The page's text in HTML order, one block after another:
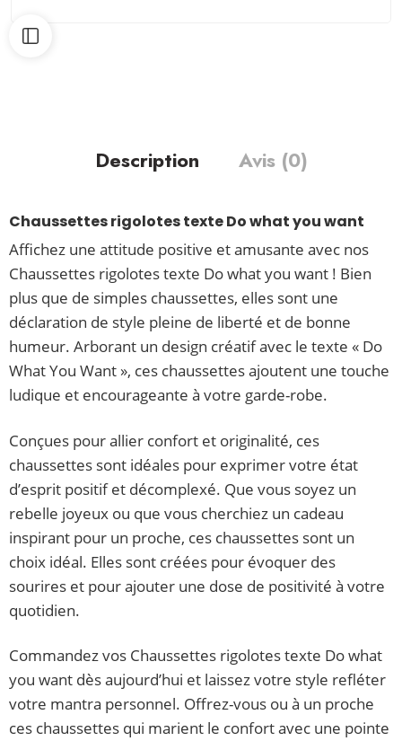
Description Avis (0)
Chaussettes rigolotes texte Do what you want
Affichez une attitude positive et amusante avec nos
Chaussettes rigolotes texte Do what you want ! Bien
plus que de simples chaussettes, elles sont une
déclaration de style pleine de liberté et de bonne
humeur. Arborant un design créatif avec le texte « Do
What You Want », ces chaussettes ajoutent une touche
ludique et encourageante à votre garde-robe.
Conçues pour allier confort et originalité, ces
chaussettes sont idéales pour exprimer votre état
d’esprit positif et décomplexé. Que vous soyez un
rebelle joyeux ou que vous cherchiez un cadeau
inspirant pour un proche, ces chaussettes sont un
choix idéal. Elles sont créées pour évoquer des
sourires et pour ajouter une dose de positivité à votre
quotidien.
Commandez vos Chaussettes rigolotes texte Do what
you want dès aujourd’hui et laissez votre style refléter
votre mantra personnel. Offrez-vous ou à un proche
ces chaussettes qui marient le confort avec une pointe